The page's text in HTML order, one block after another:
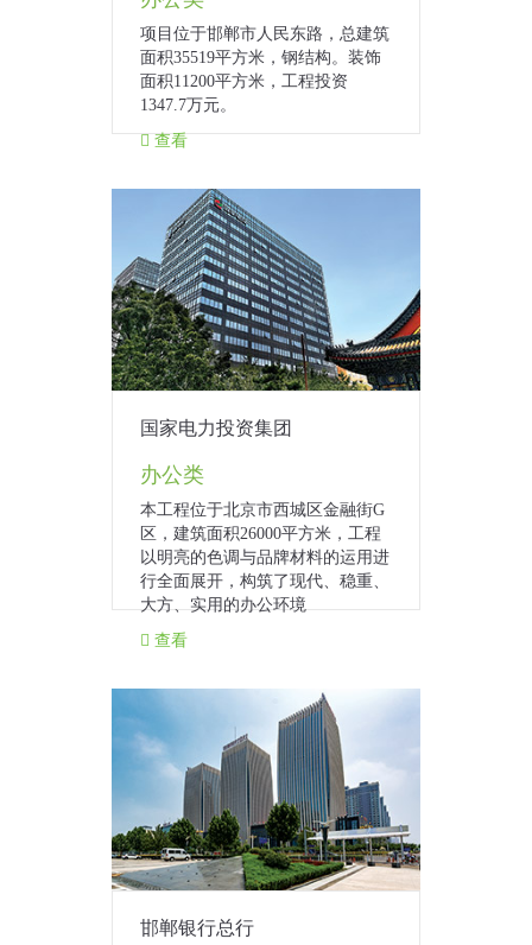
项目位于邯郸市人民东路，总建筑
面积35519平方米，钢结构。装饰
面积11200平方米，工程投资
1347.7万元。
查看
国家电力投资集团
办公类
本工程位于北京市西城区金融街G
区，建筑面积26000平方米，工程
以明亮的色调与品牌材料的运用进
行全面展开，构筑了现代、稳重、
大方、实用的办公环境
查看
邯郸银行总行